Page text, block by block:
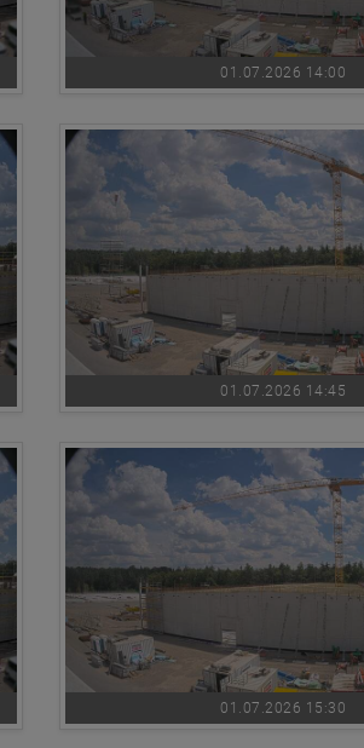
01.07.2026 14:00
01.07.2026 14:45
01.07.2026 15:30